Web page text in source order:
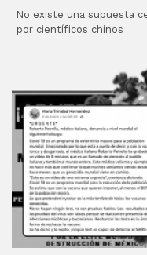
No existe una supuesta
por científicos chinos